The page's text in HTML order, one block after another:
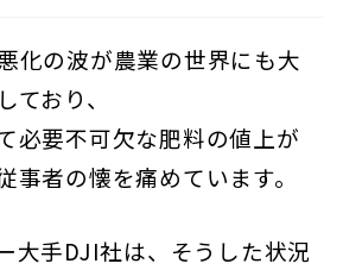
化の波が農業の世界にも大
ており、
必要不可欠な肥料の値上が
事者の懐を痛めています。
大手DJI社は、そうした状況